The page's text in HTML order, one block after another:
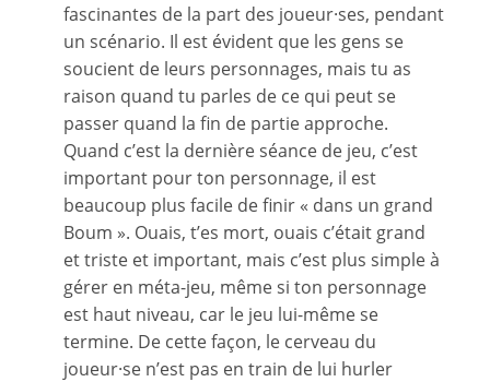
fascinantes de la part des joueur·ses, pendant
un scénario. Il est évident que les gens se
soucient de leurs personnages, mais tu as
raison quand tu parles de ce qui peut se
passer quand la fin de partie approche.
Quand c’est la dernière séance de jeu, c’est
important pour ton personnage, il est
beaucoup plus facile de finir « dans un grand
Boum ». Ouais, t’es mort, ouais c’était grand
et triste et important, mais c’est plus simple à
gérer en méta-jeu, même si ton personnage
est haut niveau, car le jeu lui-même se
termine. De cette façon, le cerveau du
joueur·se n’est pas en train de lui hurler